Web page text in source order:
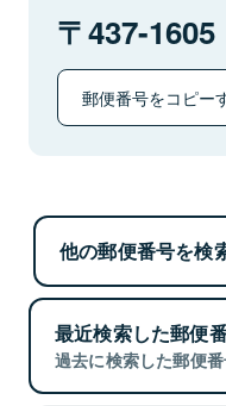
437-1605
郵便番号をコピー
他の郵便番号を検
最近検索した郵便
過去に検索した郵便